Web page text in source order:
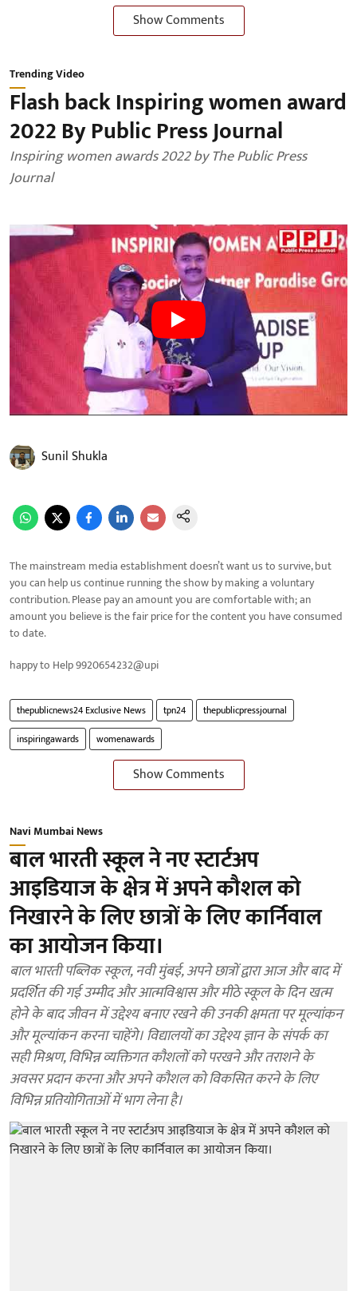
Show Comments
Trending Video
Flash back Inspiring women award
2022 By Public Press Journal
Inspiring women awards 2022 by The Public Press
Journal
Sunil Shukla
The mainstream media establishment doesn’t want us to survive, but
you can help us continue running the show by making a voluntary
contribution. Please pay an amount you are comfortable with; an
amount you believe is the fair price for the content you have consumed
to date.
happy to Help 9920654232@upi
thepublicnews24 Exclusive News tpn24
thepublicpressjournal
inspiringawards
womenawards
Show Comments
Navi Mumbai News
बाल भारती स्कूल ने नए स्टार्टअप
आइडियाज के क्षेत्र में अपने कौशल को
निखारने के लिए छात्रों के लिए कार्निवाल
का आयोजन किया।
बाल भारती पब्लिक स्कूल, नवी मुंबई, अपने छात्रों द्वारा आज और बाद में
प्रदर्शित की गई उम्मीद और आत्मविश्वास और मीठे स्कूल के दिन खत्म
होने के बाद जीवन में उद्देश्य बनाए रखने की उनकी क्षमता पर मूल्यांकन
और मूल्यांकन करना चाहेंगे। विद्यालयों का उद्देश्य ज्ञान के संपर्क का
सही मिश्रण, विभिन्न व्यक्तिगत कौशलों को परखने और तराशने के
अवसर प्रदान करना और अपने कौशल को विकसित करने के लिए
विभिन्न प्रतियोगिताओं में भाग लेना है।